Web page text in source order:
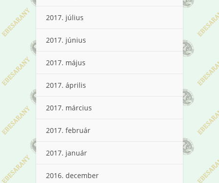
2017. július
2017. június
2017. május
2017. április
2017. március
2017. február
2017. január
2016. december